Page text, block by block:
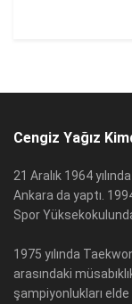
Cengiz Yağız
21 Aralık 1964
Ankara da yaptı.
Spor
1975 yılında
arasındaki
şampiyonlukları elde